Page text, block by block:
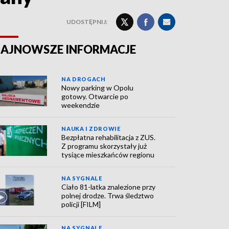
UDOSTĘPNIJ:
INFORMACJE
NA DROGACH
Nowy parking w Opolu
gotowy. Otwarcie po
weekendzie
NAUKA I ZDROWIE
Bezpłatna rehabilitacja z ZUS.
Z programu skorzystały już
tysiące mieszkańców regionu
NA SYGNALE
Ciało 81-latka znalezione przy
polnej drodze. Trwa śledztwo
policji [FILM]